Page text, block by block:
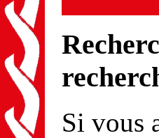
Si vous